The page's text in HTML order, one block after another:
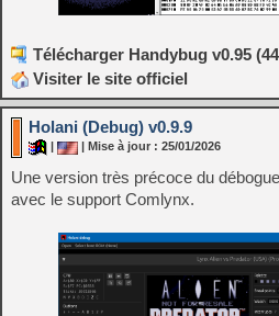
Télécharger Handybug v0.95
Visiter le site officiel
Holani (Debug) v0.9.9
| Mise à jour : 25/01/2026
Une version très précoce du
avec le support Comlynx.